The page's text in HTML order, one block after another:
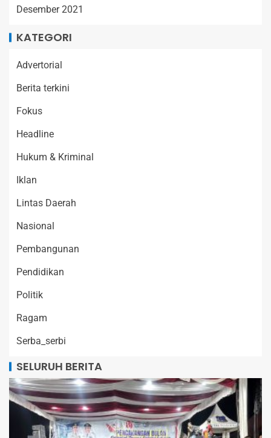
Desember 2021
KATEGORI
Advertorial
Berita terkini
Fokus
Headline
Hukum & Kriminal
Iklan
Lintas Daerah
Nasional
Pembangunan
Pendidikan
Politik
Ragam
Serba_serbi
SELURUH BERITA